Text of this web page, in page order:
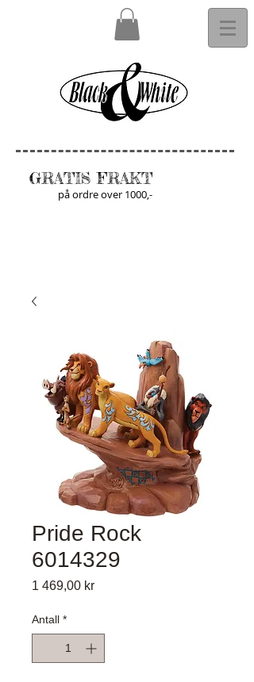
GRATIS FRAKT
på ordre over 1000,-
Pride Rock
6014329
1 469,00 krPris
Antall *